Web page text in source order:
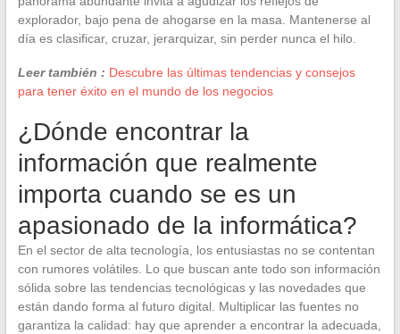
explorador, bajo pena de ahogarse en la masa. Mantenerse al
día es clasificar, cruzar, jerarquizar, sin perder nunca el hilo.
Leer también : Descubre las últimas tendencias y consejos
para tener éxito en el mundo de los negocios
¿Dónde encontrar la
información que realmente
importa cuando se es un
apasionado de la informática?
En el sector de alta tecnología, los entusiastas no se contentan
con rumores volátiles. Lo que buscan ante todo son información
sólida sobre las tendencias tecnológicas y las novedades que
están dando forma al futuro digital. Multiplicar las fuentes no
garantiza la calidad: hay que aprender a encontrar la adecuada,